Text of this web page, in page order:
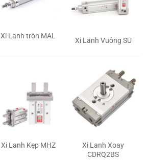
Xi Lanh tròn MAL
Xi Lanh Vuông SU
Xi Lanh Kẹp MHZ
Xi Lanh Xoay
CDRQ2BS